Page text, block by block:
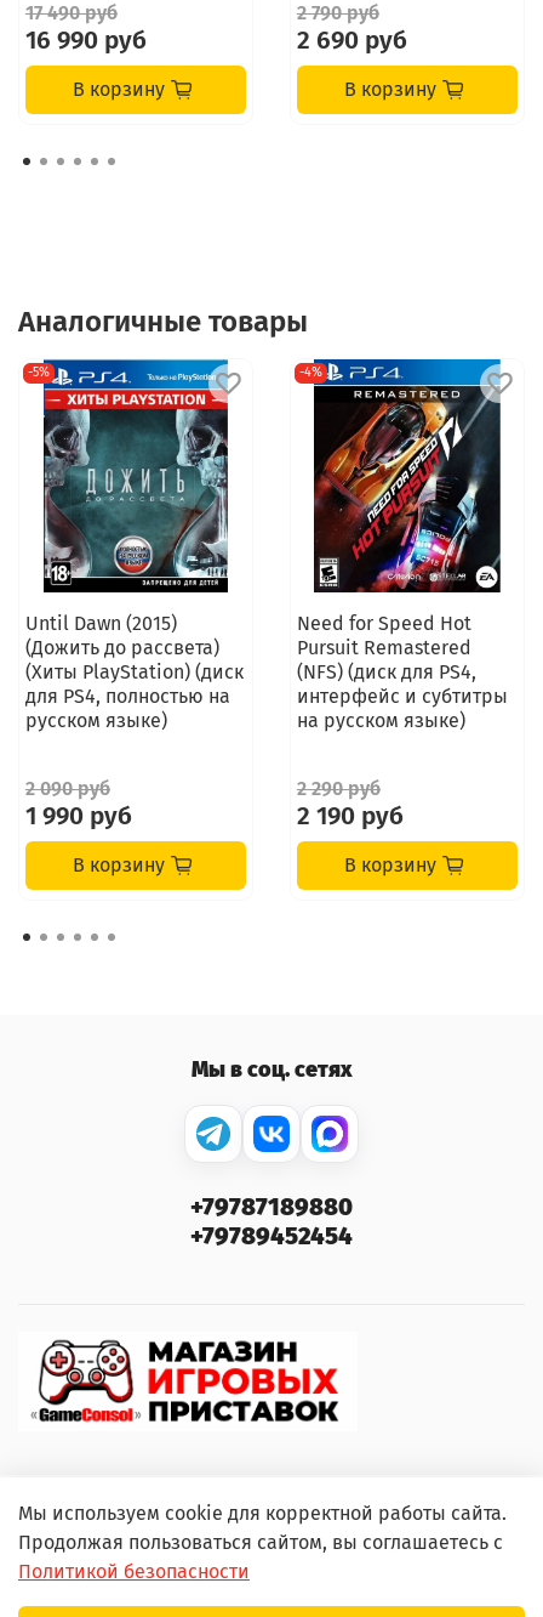
17 490 руб
16 990 руб
В корзину
2 790 руб
2 690 руб
В корзину
Аналогичные товары
-5%
Until Dawn (2015)
(Дожить до рассвета)
(Хиты PlayStation) (диск
для PS4, полностью на
русском языке)
2 090 руб
1 990 руб
В корзину
-4%
Need for Speed Hot
Pursuit Remastered
(NFS) (диск для PS4,
интерфейс и субтитры
на русском языке)
2 290 руб
2 190 руб
В корзину
Мы в соц. сетях
+79787189880
+79789452454
© 2000–2026 GameConsol. Любое использование
контента без письменного разрешения запрещено.
Мы используем cookie для корректной работы сайта.
Продолжая пользоваться сайтом, вы соглашаетесь с
Политикой безопасности